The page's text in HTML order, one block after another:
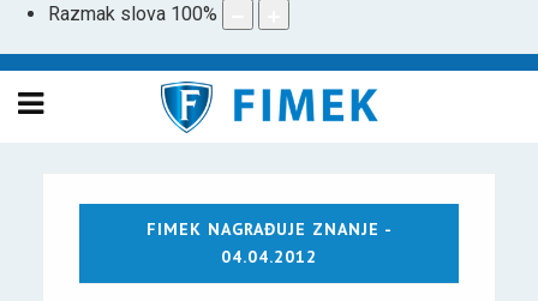
Razmak slova 100%
FIMEK NAGRAĐUJE ZNANJE -
04.04.2012